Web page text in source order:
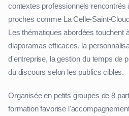
contextes professionnels rencontrés
proches comme La Celle-Saint-
Les thématiques abordées touchent
diaporamas efficaces, la
d'entreprise, la gestion du temps de
du discours selon les publics cibles.
Organisée en petits groupes de 8
formation favorise